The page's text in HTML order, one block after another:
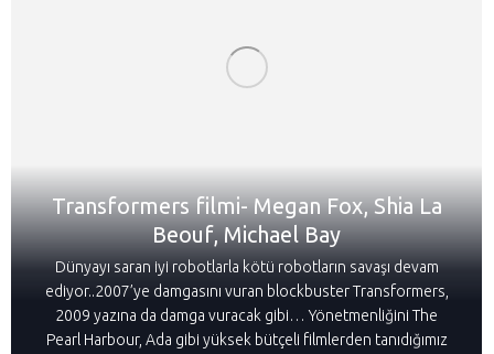
Transformers filmi- Megan Fox, Shia La
Beouf, Michael Bay
Dünyayı saran iyi robotlarla kötü robotların savaşı devam
ediyor..2007’ye damgasını vuran blockbuster Transformers,
2009 yazına da damga vuracak gibi… Yönetmenliğini The
Pearl Harbour, Ada gibi yüksek bütçeli filmlerden tanıdığımız